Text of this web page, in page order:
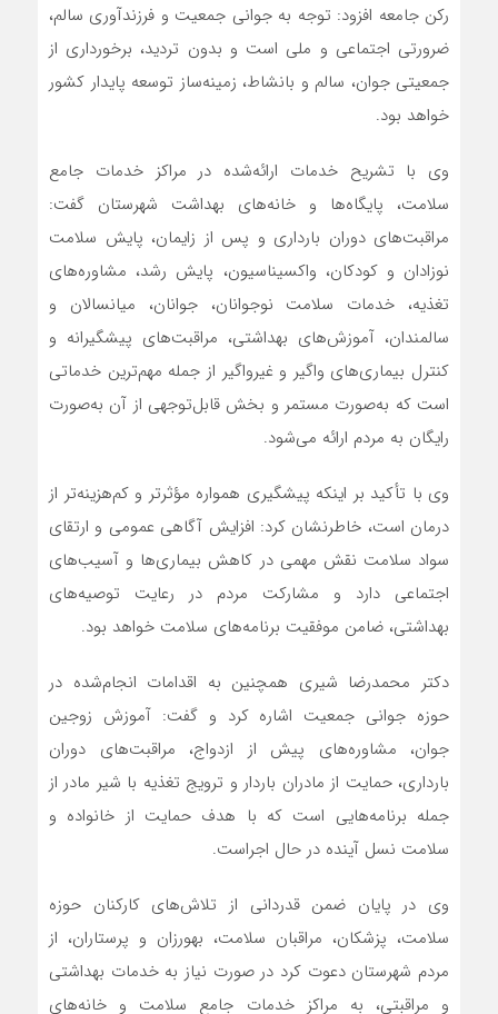
رکن جامعه افزود: توجه به جوانی جمعیت و فرزندآوری سالم،
ضرورتی اجتماعی و ملی است و بدون تردید، برخورداری از
جمعیتی جوان، سالم و بانشاط، زمینه‌ساز توسعه پایدار کشور
خواهد بود.
وی با تشریح خدمات ارائه‌شده در مراکز خدمات جامع
سلامت، پایگاه‌ها و خانه‌های بهداشت شهرستان گفت:
مراقبت‌های دوران بارداری و پس از زایمان، پایش سلامت
نوزادان و کودکان، واکسیناسیون، پایش رشد، مشاوره‌های
تغذیه، خدمات سلامت نوجوانان، جوانان، میانسالان و
سالمندان، آموزش‌های بهداشتی، مراقبت‌های پیشگیرانه و
کنترل بیماری‌های واگیر و غیرواگیر از جمله مهم‌ترین خدماتی
است که به‌صورت مستمر و بخش قابل‌توجهی از آن به‌صورت
رایگان به مردم ارائه می‌شود.
وی با تأکید بر اینکه پیشگیری همواره مؤثرتر و کم‌هزینه‌تر از
درمان است، خاطرنشان کرد: افزایش آگاهی عمومی و ارتقای
سواد سلامت نقش مهمی در کاهش بیماری‌ها و آسیب‌های
اجتماعی دارد و مشارکت مردم در رعایت توصیه‌های
بهداشتی، ضامن موفقیت برنامه‌های سلامت خواهد بود.
دکتر محمدرضا شیری همچنین به اقدامات انجام‌شده در
حوزه جوانی جمعیت اشاره کرد و گفت: آموزش زوجین
جوان، مشاوره‌های پیش از ازدواج، مراقبت‌های دوران
بارداری، حمایت از مادران باردار و ترویج تغذیه با شیر مادر از
جمله برنامه‌هایی است که با هدف حمایت از خانواده و
سلامت نسل آینده در حال اجراست.
وی در پایان ضمن قدردانی از تلاش‌های کارکنان حوزه
سلامت، پزشکان، مراقبان سلامت، بهورزان و پرستاران، از
مردم شهرستان دعوت کرد در صورت نیاز به خدمات بهداشتی
و مراقبتی، به مراکز خدمات جامع سلامت و خانه‌های